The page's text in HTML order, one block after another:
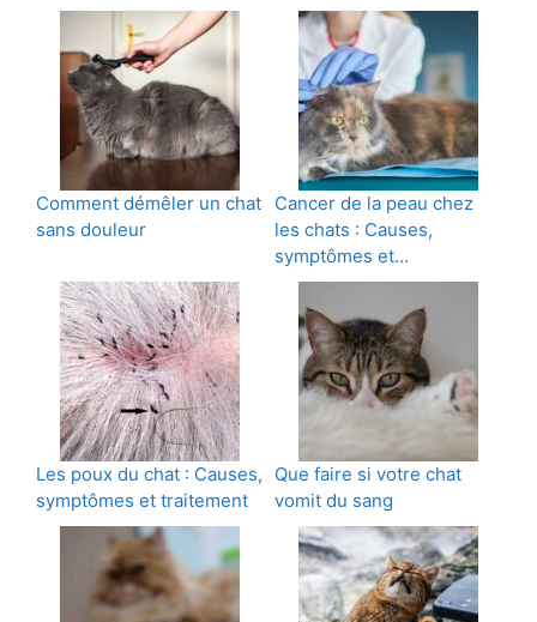
Comment démêler un chat
sans douleur
Cancer de la peau chez
les chats : Causes,
symptômes et…
Les poux du chat : Causes,
symptômes et traitement
Que faire si votre chat
vomit du sang